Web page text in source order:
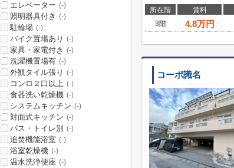
所在階 賃料
3階
4.8万円
コーポ識名
エレベーター (-)
照明器具付き (-)
駐輪場 (-)
バイク置場あり (-)
家具・家電付き (-)
洗濯機置場有 (-)
外観タイル張り (-)
コンロ２口以上 (-)
食器洗い乾燥機 (-)
システムキッチン (-)
対面式キッチン (-)
バス・トイレ別 (-)
追焚機能浴室 (-)
浴室乾燥機 (-)
温水洗浄便座 (-)